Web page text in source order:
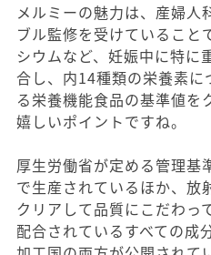
メルミーの魅力は、産婦人
ブル監修を受けていること
シウムなど、妊娠中に特に
合し、内14種類の栄養素
る栄養機能食品の基準値を
嬉しいポイントですね。
厚生労働省が定める管理基
で生産されているほか、放
クリアして品質にこだわっ
配合されているすべての成